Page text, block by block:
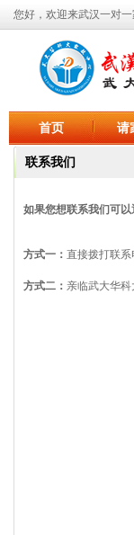
您好，欢迎来武汉一对
首页 请
联系我们
如果您想联系我们可以
方式一： 直接拨打联系
方式二： 亲临武大华